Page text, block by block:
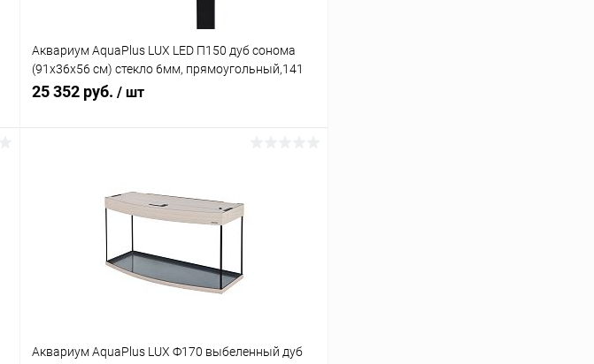
Аквариум AquaPlus LUX LED П150 дуб сонома
(91х36х56 см) стекло 6мм, прямоугольный,141
л., аквариумный коврик
25 352 руб. / шт
Купить в 1 клик Сравнение
В избранное
Аквариум AquaPlus LUX Ф170 выбеленный дуб